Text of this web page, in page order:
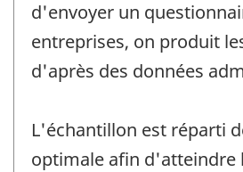
d'envoyer un
entreprises, on produit
d'après des données
L'échantillon est réparti
optimale afin d'atteindre